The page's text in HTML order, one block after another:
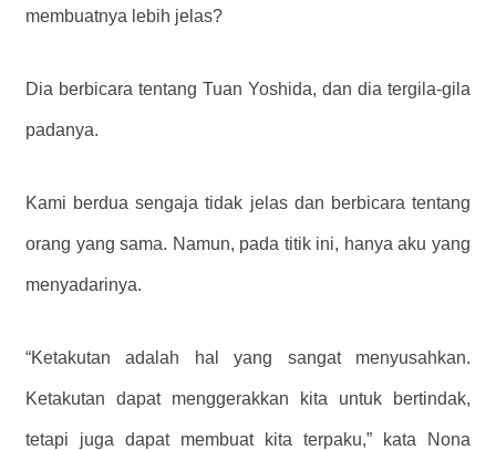
membuatnya lebih jelas?
Dia berbicara tentang Tuan Yoshida, dan dia tergila-gila
padanya.
Kami berdua sengaja tidak jelas dan berbicara tentang
orang yang sama. Namun, pada titik ini, hanya aku yang
menyadarinya.
“Ketakutan adalah hal yang sangat menyusahkan.
Ketakutan dapat menggerakkan kita untuk bertindak,
tetapi juga dapat membuat kita terpaku,” kata Nona